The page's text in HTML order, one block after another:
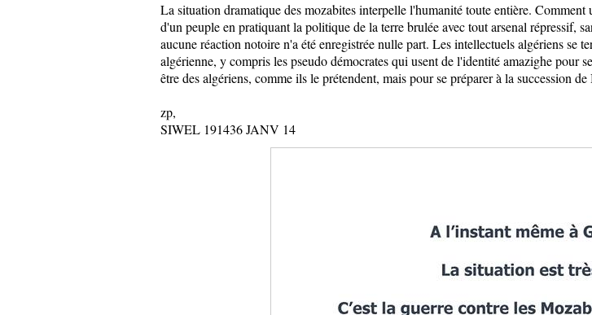
La situation dramatique des mozabites interpelle l'humanité toute entière.
d'un peuple en pratiquant la politique de la terre brulée avec tout arsenal répressif,
aucune réaction notoire n'a été enregistrée nulle part. Les intellectuels algériens se
algérienne, y compris les pseudo démocrates qui usent de l'identité amazighe pour
être des algériens, comme ils le prétendent, mais pour se préparer à la succession
zp,
SIWEL 191436 JANV 14